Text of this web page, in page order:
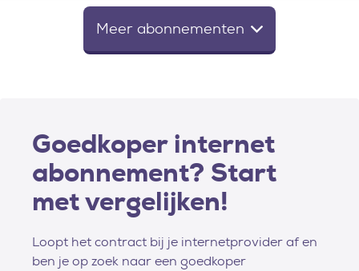
Meer abonnementen
Goedkoper internet
abonnement? Start
met vergelijken!
Loopt het contract bij je internetprovider af en
ben je op zoek naar een goedkoper